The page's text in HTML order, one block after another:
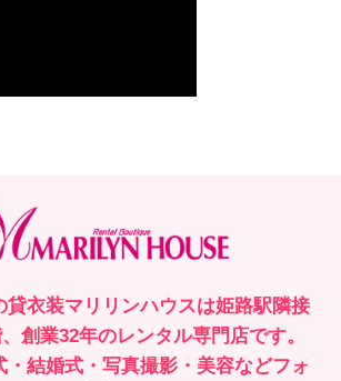
貸衣装マリリンハウスは姫路駅隣接
創業32年のレンタル専門店です。
・結婚式・写真撮影・美容などフォ